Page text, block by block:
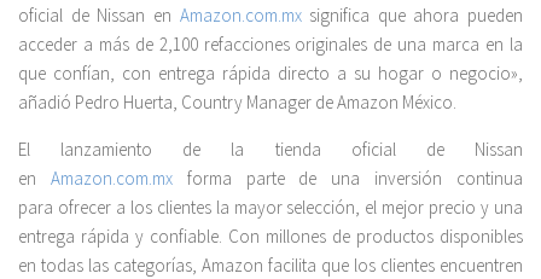
oficial de Nissan en Amazon.com.mxsignifica que ahora pueden
acceder a más de 2,100 refacciones originales de una marca en la
que confían, con entrega rápida directo a su hogar o negocio»,
añadió Pedro Huerta, Country Manager de Amazon México.
El lanzamiento de la tienda oficial de Nissan
en Amazon.com.mxforma parte de una inversión continua
para ofrecer a los clientes la mayor selección, el mejor precio y una
entrega rápida y confiable. Con millones de productos disponibles
en todas las categorías, Amazon facilita que los clientes encuentren